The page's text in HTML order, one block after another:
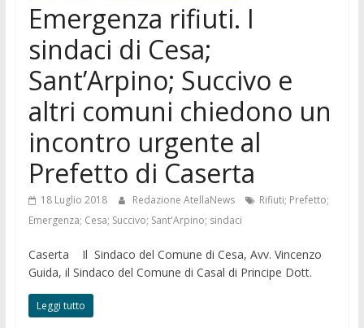
Emergenza rifiuti. I
sindaci di Cesa;
Sant’Arpino; Succivo e
altri comuni chiedono un
incontro urgente al
Prefetto di Caserta
18 Luglio 2018 Redazione AtellaNews
Rifiuti; Prefetto;
Emergenza; Cesa; Succivo; Sant'Arpino; sindaci
Caserta Il Sindaco del Comune di Cesa, Avv. Vincenzo
Guida, il Sindaco del Comune di Casal di Principe Dott.
Leggi tutto